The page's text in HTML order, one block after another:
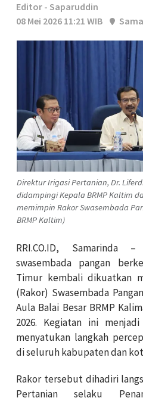
Editor - Saparuddin
08 Mei 2026 11:21 WIB
Direktur Irigasi Pertanian, Dr. Liferdi
didampingi Kepala BRMP Kaltim
memimpin Rakor Swasembada
BRMP Kaltim)
RRI.CO.ID, Samarinda
swasembada pangan
Timur kembali dikuatkan
(Rakor) Swasembada
Aula Balai Besar BRMP
2026. Kegiatan ini
menyatukan langkah
di seluruh kabupaten dan
Rakor tersebut dihadiri
Pertanian selaku